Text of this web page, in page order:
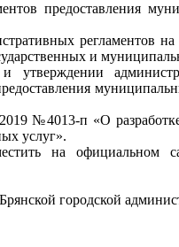
предоставления
регламентов
и
№4013-п «О
услуг».
на официальном
городской